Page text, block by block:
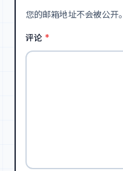
您的邮箱地址不会被公开。
评论 *